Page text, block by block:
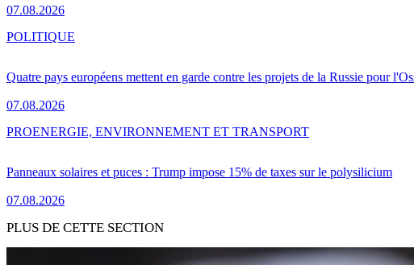
07.08.2026
Quatre pays européens mettent en garde contre les projets de la Russie pour
07.08.2026
POLITIQUE
Panneaux solaires et puces : Trump impose 15% de taxes sur le polysilicium
07.08.2026
PROENERGIE, ENVIRONNEMENT ET TRANSPORT
PLUS DE CETTE SECTION